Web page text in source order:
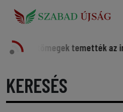
temették az iráni vezéreket
KERESÉS